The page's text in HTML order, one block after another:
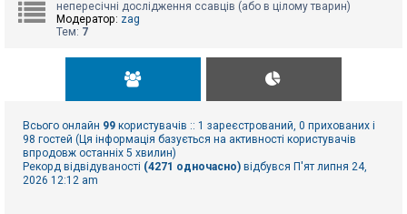
непересічні дослідження ссавців (або в цілому тварин)
Модератор: zag
Тем: 7
Всього онлайн 99 користувачів :: 1 зареєстрований, 0 прихованих і
98 гостей (Ця інформація базується на активності користувачів
впродовж останніх 5 хвилин)
Рекорд відвідуваності (4271 одночасно) відбувся П'ят липня 24,
2026 12:12 am